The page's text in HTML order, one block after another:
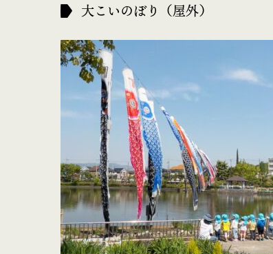
大こいのぼり（屋外）